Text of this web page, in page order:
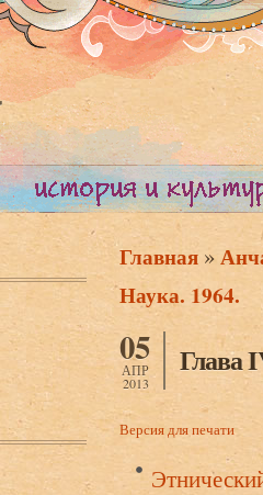
Вы здесь
Главная »
Наука. 1964.
05
АПР
2013
Глава
Версия для печати